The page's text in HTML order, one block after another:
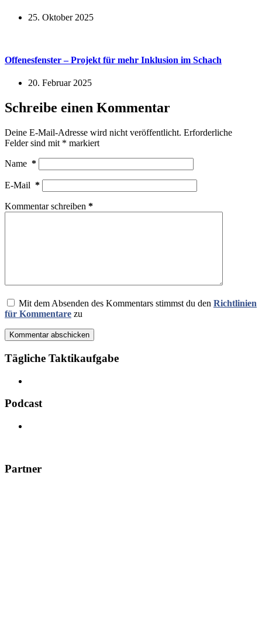
25. Oktober 2025
Offenesfenster – Projekt für mehr Inklusion im Schach
20. Februar 2025
Schreibe einen Kommentar
Deine E-Mail-Adresse wird nicht veröffentlicht. Erforderliche
Felder sind mit * markiert
Name *
E-Mail *
Kommentar schreiben *
Mit dem Absenden des Kommentars stimmst du den Richtlinien
für Kommentare zu
Kommentar abschicken
Tägliche Taktikaufgabe
Podcast
Partner